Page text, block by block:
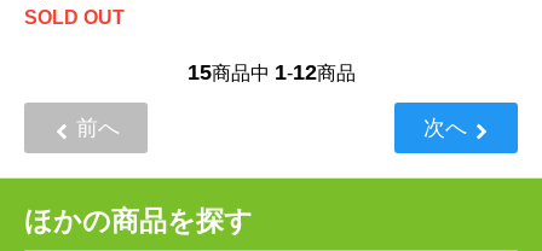
SOLD OUT
15商品中 1-12商品
前へ 次へ
ほかの商品を探す